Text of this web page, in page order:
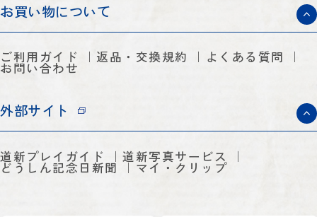
お買い物について
ご利用ガイド 返品・交換規約 よくある質問
お問い合わせ
外部サイト
道新プレイガイド 道新写真サービス
どうしん記念日新聞 マイ・クリップ